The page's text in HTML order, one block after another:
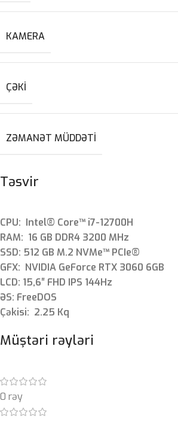
Təsvir
CPU: Intel® Core™ i7-12700H
RAM: 16 GB DDR4 3200 MHz
SSD: 512 GB M.2 NVMe™ PCIe®
GFX: NVIDIA GeForce RTX 3060 6GB
LCD: 15,6″ FHD IPS 144Hz
ƏS: FreeDOS
Çəkisi: 2.25 Kq
KAMERA
ÇƏKI
ZƏMANƏT MÜDDƏTI
Müştəri rəyləri
0 rəy